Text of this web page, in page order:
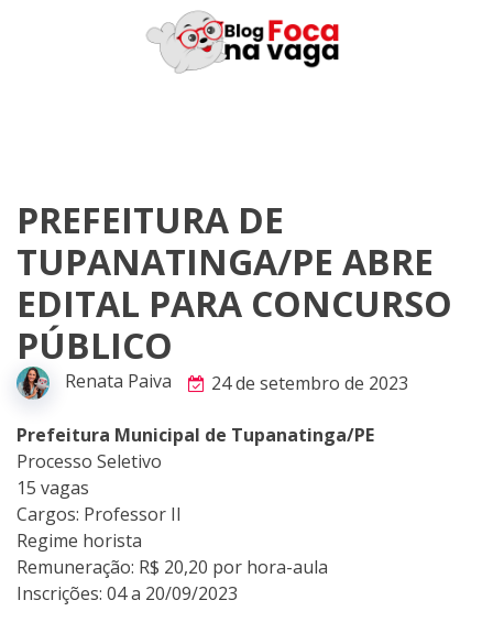
PREFEITURA DE
TUPANATINGA/PE ABRE
EDITAL PARA CONCURSO
PÚBLICO
Renata Paiva 24 de setembro de 2023
Prefeitura Municipal de Tupanatinga/PE
Processo Seletivo
15 vagas
Cargos: Professor II
Regime horista
Remuneração: R$ 20,20 por hora-aula
Inscrições: 04 a 20/09/2023